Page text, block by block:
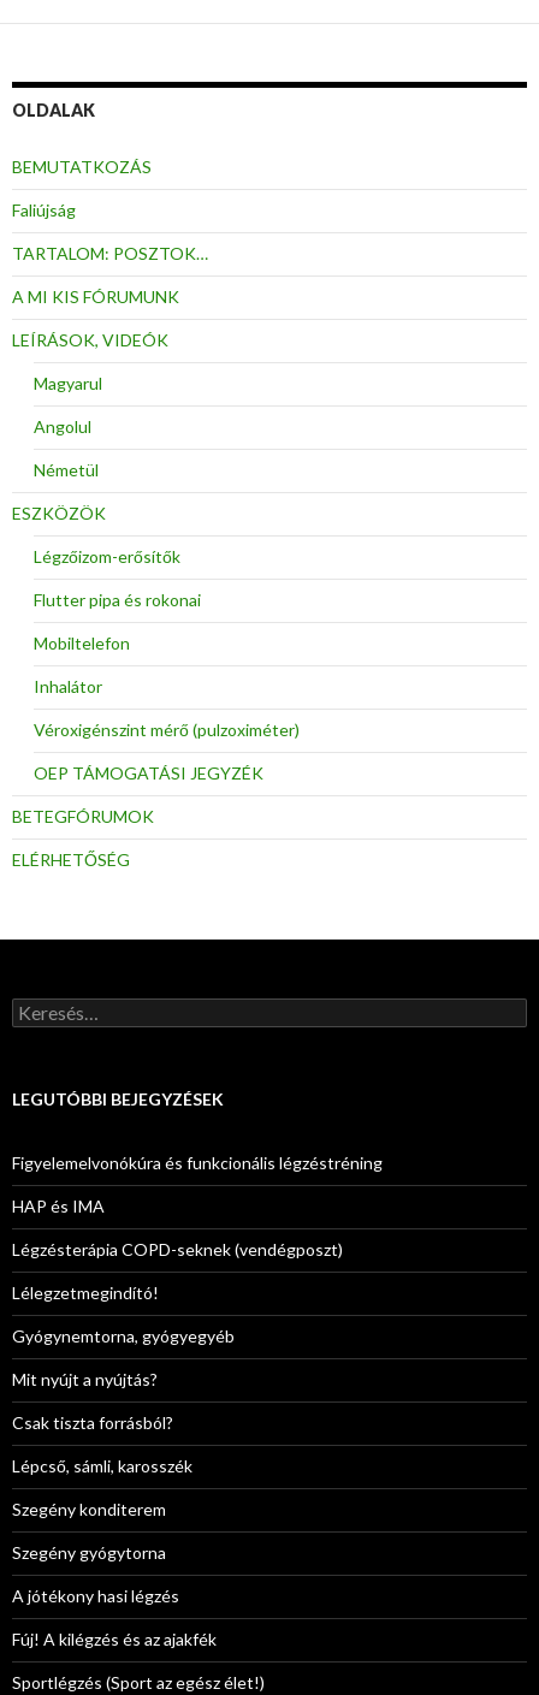
OLDALAK
BEMUTATKOZÁS
Faliújság
TARTALOM: POSZTOK…
A MI KIS FÓRUMUNK
LEÍRÁSOK, VIDEÓK
Magyarul
Angolul
Németül
ESZKÖZÖK
Légzőizom-erősítők
Flutter pipa és rokonai
Mobiltelefon
Inhalátor
Véroxigénszint mérő (pulzoximéter)
OEP TÁMOGATÁSI JEGYZÉK
BETEGFÓRUMOK
ELÉRHETŐSÉG
Keresés:
LEGUTÓBBI BEJEGYZÉSEK
Figyelemelvonókúra és funkcionális légzéstréning
HAP és IMA
Légzésterápia COPD-seknek (vendégposzt)
Lélegzetmegindító!
Gyógynemtorna, gyógyegyéb
Mit nyújt a nyújtás?
Csak tiszta forrásból?
Lépcső, sámli, karosszék
Szegény konditerem
Szegény gyógytorna
A jótékony hasi légzés
Fúj! A kilégzés és az ajakfék
Sportlégzés (Sport az egész élet!)